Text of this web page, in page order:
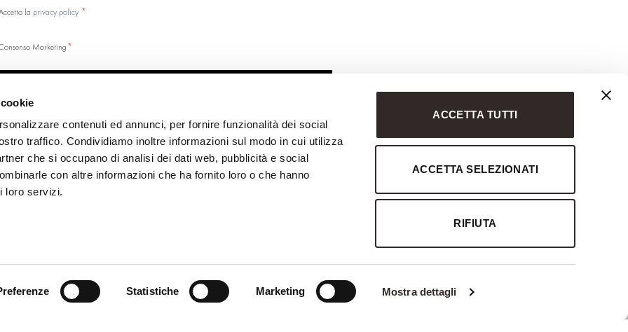
contenuti ed annunci, per fornire funzionalità dei social
traffico. Condividiamo inoltre informazioni sul modo in cui utilizza
che si occupano di analisi dei dati web, pubblicità e social
con altre informazioni che ha fornito loro o che hanno
loro servizi.
Statistiche Marketing Mostra dettagli
ACCETTA TUTTI
ACCETTA SELEZIONATI
RIFIUTA
la privacy policy *
Marketing*
Terms and conditions
Privacy Policy
Savio Interiors
Chelini
Notte Fatata